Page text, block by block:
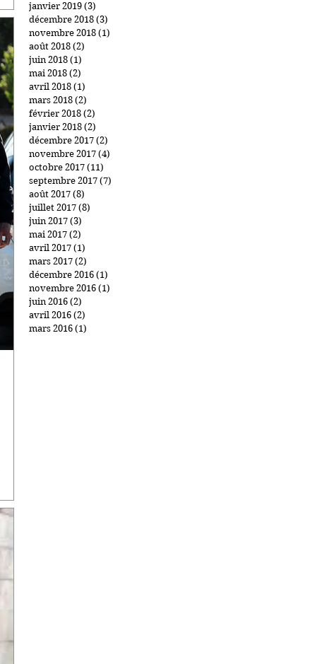
janvier 2019 (3)
décembre 2018 (3)
novembre 2018 (1)
août 2018 (2)
juin 2018 (1)
mai 2018 (2)
avril 2018 (1)
mars 2018 (2)
février 2018 (2)
janvier 2018 (2)
décembre 2017 (2)
novembre 2017 (4)
octobre 2017 (11)
septembre 2017 (7)
août 2017 (8)
juillet 2017 (8)
juin 2017 (3)
mai 2017 (2)
avril 2017 (1)
mars 2017 (2)
décembre 2016 (1)
novembre 2016 (1)
juin 2016 (2)
avril 2016 (2)
mars 2016 (1)